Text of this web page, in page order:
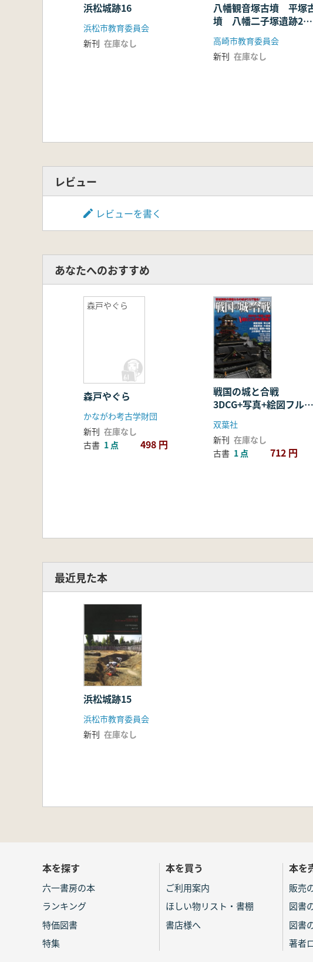
浜松城跡16
浜松市教育委員会
新刊 在庫なし
八幡観音塚古墳 平塚
墳 八幡二子塚遺跡2
元島名将軍塚古墳2
高崎市教育委員会
新刊 在庫なし
レビュー
レビューを書く
あなたへのおすすめ
森戸やぐら
森戸やぐら
かながわ考古学財団
新刊 在庫なし
古書 1 点 498 円
戦国の城と合戦
3DCG+写真+絵図フルカ
ラー超ビジュアル再現!
双葉社
新刊 在庫なし
古書 1 点 712 円
最近見た本
浜松城跡15
浜松市教育委員会
新刊 在庫なし
本を探す
六一書房の本
ランキング
特価図書
特集
本を買う
ご利用案内
ほしい物リスト・書棚
書店様へ
本を
販売
図書
図書
著者